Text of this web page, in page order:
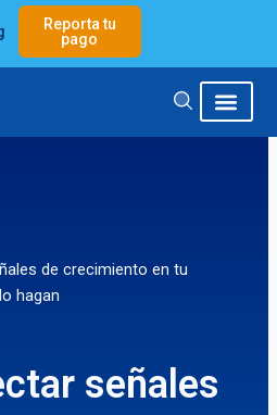
Reporta tu
pago
de crecimiento en tu
hagan
señales